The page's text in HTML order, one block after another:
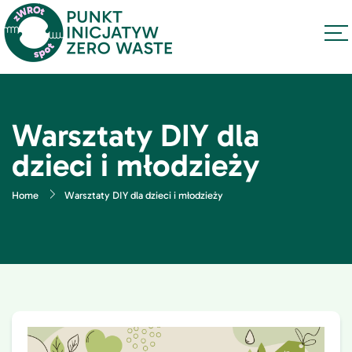
Warsztaty DIY dla
dzieci i młodzieży
Home Warsztaty DIY dla dzieci i młodzieży